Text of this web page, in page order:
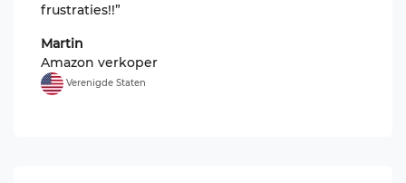
frustraties!!”
Martin
Amazon verkoper
Verenigde Staten